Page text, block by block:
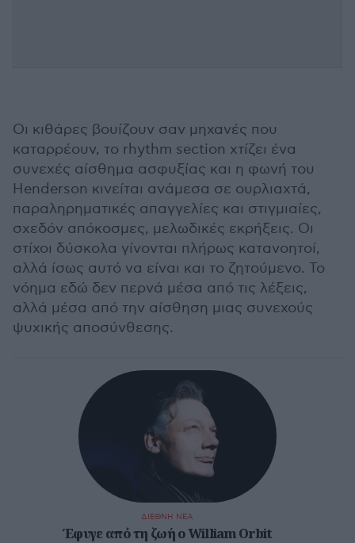
Οι κιθάρες βουίζουν σαν μηχανές που
καταρρέουν, το rhythm section χτίζει ένα
συνεχές αίσθημα ασφυξίας και η φωνή του
Henderson κινείται ανάμεσα σε ουρλιαχτά,
παραληρηματικές απαγγελίες και στιγμιαίες,
σχεδόν απόκοσμες, μελωδικές εκρήξεις. Οι
στίχοι δύσκολα γίνονται πλήρως κατανοητοί,
αλλά ίσως αυτό να είναι και το ζητούμενο. Το
νόημα εδώ δεν περνά μέσα από τις λέξεις,
αλλά μέσα από την αίσθηση μιας συνεχούς
ψυχικής αποσύνθεσης.
ΔΙΕΘΝΗ ΝΕΑ
Έφυγε από τη ζωή ο William Orbit